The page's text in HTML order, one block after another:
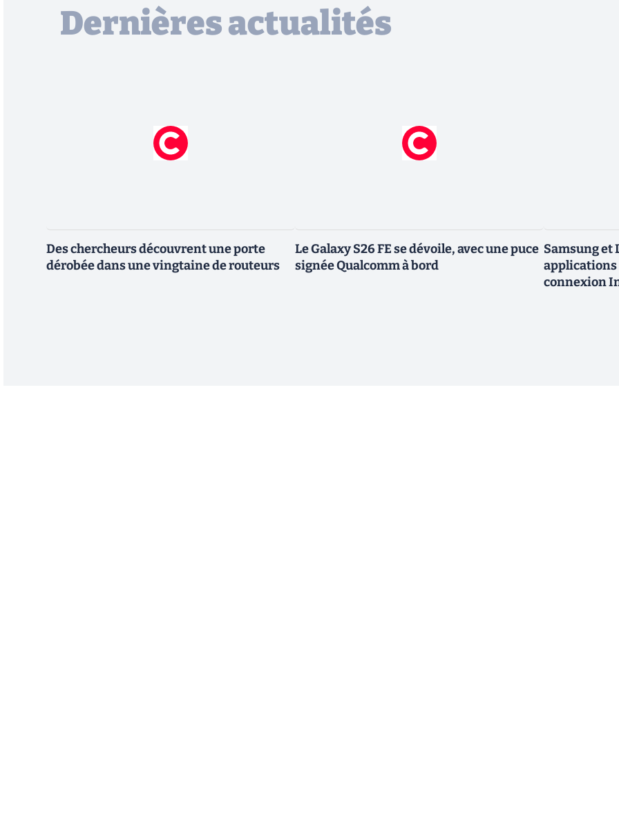
Dernières actualités
Des chercheurs découvrent une porte
dérobée dans une vingtaine de routeurs
Le Galaxy S26 FE se dévoile, avec une puce
signée Qualcomm à bord
Samsung et
applications
connexion